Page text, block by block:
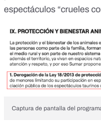
espectáculos “crueles
Captura de pantalla del